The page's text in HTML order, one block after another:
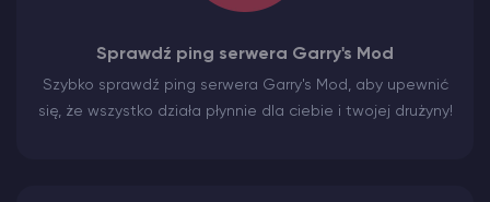
Sprawdź ping serwera Garry's Mod
Szybko sprawdź ping serwera Garry's Mod, aby upewnić
się, że wszystko działa płynnie dla ciebie i twojej drużyny!